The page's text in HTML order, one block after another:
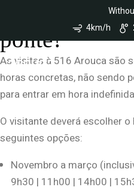
com
um
sistema
de
acessibilidade.
4km/h
Quais os
ponte?
As visitas à 516 Arouca são
horas concretas, não sendo
para entrar em hora
O visitante deverá escolher
seguintes opções:
Novembro a março
9h30 | 11h00 | 14h00 |